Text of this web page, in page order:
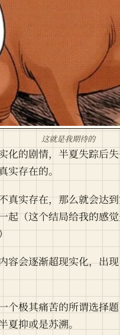
这就是我期待的
化的剧情，半夏失踪后
实存在的。
真实存在，那么就会达
起（这个结局给我的感
容会逐渐超现实化，出
个极其痛苦的所谓选择
夏抑或是苏溯。